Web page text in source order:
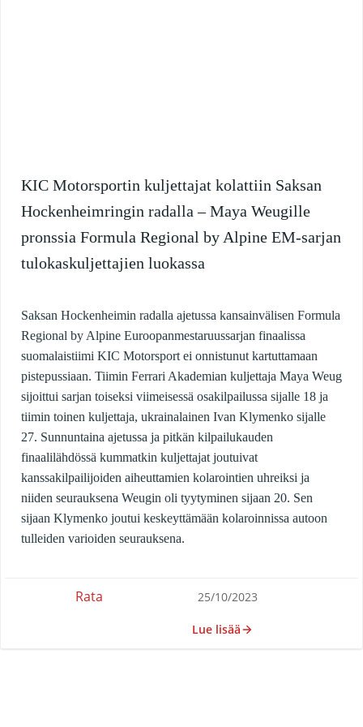
KIC Motorsportin kuljettajat kolattiin Saksan
Hockenheimringin radalla – Maya Weugille
pronssia Formula Regional by Alpine EM-sarjan
tulokaskuljettajien luokassa
Saksan Hockenheimin radalla ajetussa kansainvälisen Formula
Regional by Alpine Euroopanmestaruussarjan finaalissa
suomalaistiimi KIC Motorsport ei onnistunut kartuttamaan
pistepussiaan. Tiimin Ferrari Akademian kuljettaja Maya Weug
sijoittui sarjan toiseksi viimeisessä osakilpailussa sijalle 18 ja
tiimin toinen kuljettaja, ukrainalainen Ivan Klymenko sijalle
27. Sunnuntaina ajetussa ja pitkän kilpailukauden
finaalilähdössä kummatkin kuljettajat joutuivat
kanssakilpailijoiden aiheuttamien kolarointien uhreiksi ja
niiden seurauksena Weugin oli tyytyminen sijaan 20. Sen
sijaan Klymenko joutui keskeyttämään kolaroinnissa autoon
tulleiden varioiden seurauksena.
Rata 25/10/2023
Lue lisää